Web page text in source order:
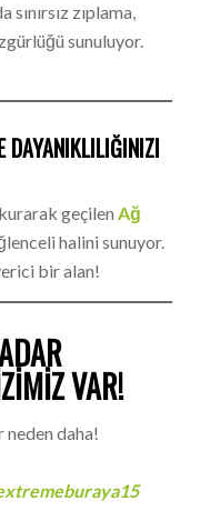
zıplama,
sunuluyor.
geçilen Ağ
halini sunuyor.
bir alan!
VAR!
neden daha!